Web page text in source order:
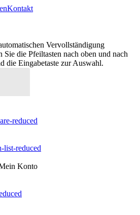
Kontakt
Vervollständigung
die Pfeiltasten nach oben und nach
die Eingabetaste zur Auswahl.
Konto